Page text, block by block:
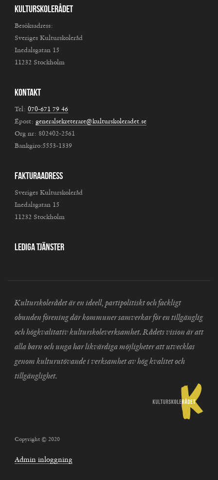
Kulturskolerådet
Besöksadress:
Sveriges Kulturskoleråd
Inedalsgatan 15
11232 Stockholm
Kontakt
Tel: 070-671 79 46
Epost: generalsekreterare@kulturskoleradet.se
Org nr: 802402-2561
Bankgiro:5553-1339
Fakturaadress
Sveriges Kulturskoleråd
Inedalsgatan 15
11232 Stockholm
Lediga tjänster
Kulturskolerådet är en ideell, partipolitiskt och fackligt
obunden förening där kommuner samverkar för en tillgänglig
och högkvalitativ kulturskoleverksamhet. Rådets vision är att
alla barn och unga har likvärdiga möjligheter att utvecklas
genom kulturutövande i verksamhet av hög kvalitet och
tillgänglighet.
Copyright © 2020
Admin inloggning